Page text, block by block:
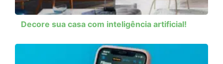
Decore sua casa com inteligência artificial!